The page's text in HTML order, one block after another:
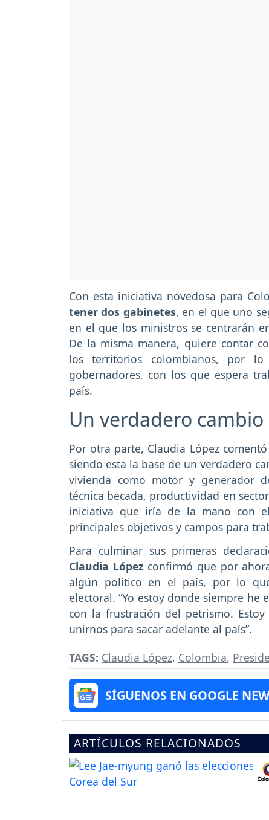
Con esta iniciativa novedosa para
tener dos gabinetes, en el que uno
en el que los ministros se centrarán
De la misma manera, quiere contar
los territorios colombianos, por
gobernadores, con los que espera
país.
Un verdadero cambio
Por otra parte, Claudia López
siendo esta la base de un verdadero
vivienda como motor y generador
técnica becada, productividad en
iniciativa que iría de la mano con
principales objetivos y campos para
Para culminar sus primeras
Claudia López confirmó que por
algún político en el país, por lo
electoral. “Yo estoy donde siempre
con la frustración del petrismo.
unirnos para sacar adelante al país”.
TAGS: Claudia López, Colombia,
SÍGUENOS EN GOOGLE
ARTÍCULOS RELACIONADOS